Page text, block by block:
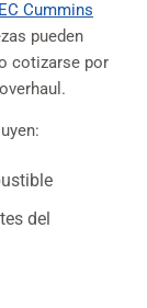
Cummins
pueden
cotizarse por
del